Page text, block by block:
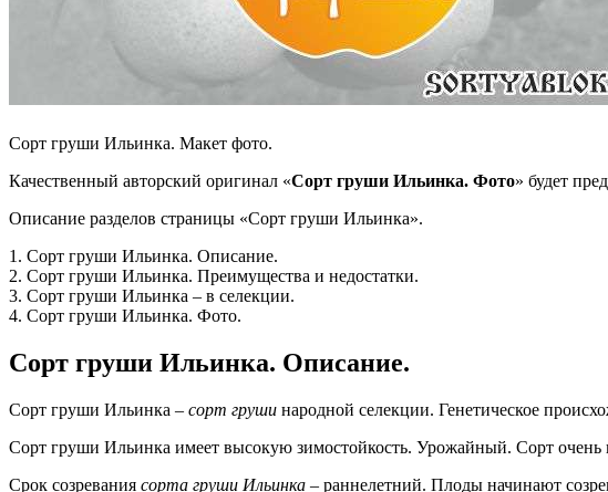
Сорт груши Ильинка. Макет фото.
Качественный авторский оригинал «Сорт груши Ильинка. Фото» будет
Описание разделов страницы «Сорт груши Ильинка».
1. Сорт груши Ильинка. Описание.
2. Сорт груши Ильинка. Преимущества и недостатки.
3. Сорт груши Ильинка – в селекции.
4. Сорт груши Ильинка. Фото.
Сорт груши Ильинка. Описание.
Сорт груши Ильинка – сорт груши народной селекции. Генетическое
Сорт груши Ильинка имеет высокую зимостойкость. Урожайный. Сорт очень
Срок созревания сорта груши Ильинка – раннелетний. Плоды начинают